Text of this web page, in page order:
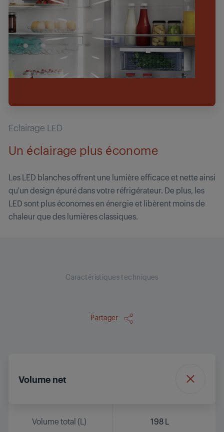
Eclairage LED
Un éclairage plus économe
Les LED blanches offrent une lumière efficace et nette ainsi
qu'un design épuré dans votre réfrigérateur. De plus, les
LED sont plus économes en énergie et libèrent moins de
chaleur que des lumières classiques.
Caractéristiques techniques
Partager
Volume net
Volume total (L) 198 L